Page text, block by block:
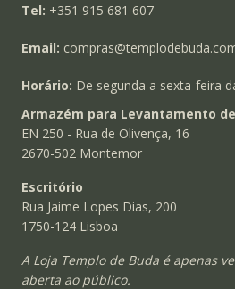
Tel: +351 915 681 607
Email:
Horário: De segunda a sexta-feira
Armazém para Levantamento
EN 250 - Rua de Olivença, 16
2670-502 Montemor
Escritório
Rua Jaime Lopes Dias, 200
1750-124 Lisboa
A Loja Templo de Buda é apenas
aberta ao público.